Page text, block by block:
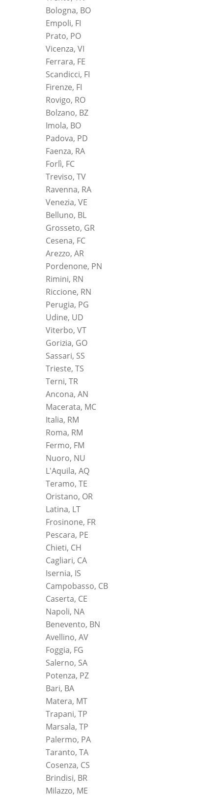
Bologna, BO
Empoli, FI
Prato, PO
Vicenza, VI
Ferrara, FE
Scandicci, FI
Firenze, FI
Rovigo, RO
Bolzano, BZ
Imola, BO
Padova, PD
Faenza, RA
Forlì, FC
Treviso, TV
Ravenna, RA
Venezia, VE
Belluno, BL
Grosseto, GR
Cesena, FC
Arezzo, AR
Pordenone, PN
Rimini, RN
Riccione, RN
Perugia, PG
Udine, UD
Viterbo, VT
Gorizia, GO
Sassari, SS
Trieste, TS
Terni, TR
Ancona, AN
Macerata, MC
Italia, RM
Roma, RM
Fermo, FM
Nuoro, NU
L'Aquila, AQ
Teramo, TE
Oristano, OR
Latina, LT
Frosinone, FR
Pescara, PE
Chieti, CH
Cagliari, CA
Isernia, IS
Campobasso, CB
Caserta, CE
Napoli, NA
Benevento, BN
Avellino, AV
Foggia, FG
Salerno, SA
Potenza, PZ
Bari, BA
Matera, MT
Trapani, TP
Marsala, TP
Palermo, PA
Taranto, TA
Cosenza, CS
Brindisi, BR
Milazzo, ME